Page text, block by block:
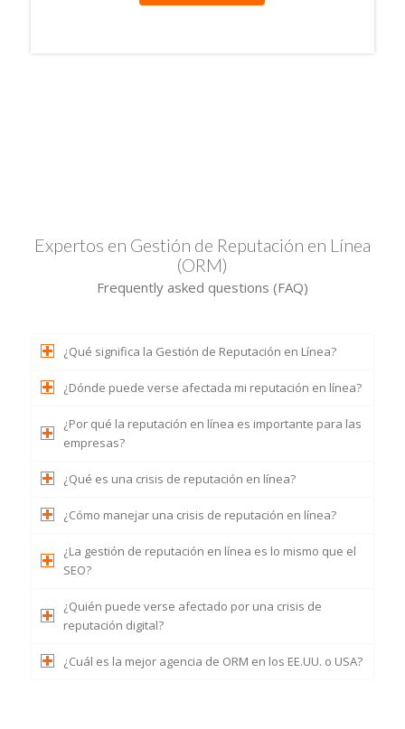
Expertos en Gestión de Reputación en Línea
(ORM)
Frequently asked questions (FAQ)
¿Qué significa la Gestión de Reputación en Línea?
¿Dónde puede verse afectada mi reputación en línea?
¿Por qué la reputación en línea es importante para las
empresas?
¿Qué es una crisis de reputación en línea?
¿Cómo manejar una crisis de reputación en línea?
¿La gestión de reputación en línea es lo mismo que el
SEO?
¿Quién puede verse afectado por una crisis de
reputación digital?
¿Cuál es la mejor agencia de ORM en los EE.UU. o USA?